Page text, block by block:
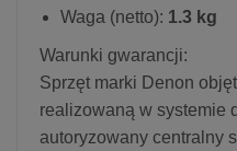
Waga (netto): 1.3 kg
Warunki gwarancji:
Sprzęt marki Denon
realizowaną w systemie
autoryzowany centralny